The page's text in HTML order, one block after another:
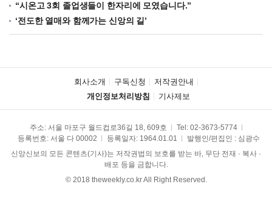
“시온고 3회 졸업생들이 한자리에 모였습니다.”
‘전도한 열매와 함께가는 신앙의 길’
회사소개 구독신청
저작권안내
개인정보처리방침
기사제보
주소: 서울 마포구 월드컵로36길 18, 609호 Tel: 02-3673-5774
등록번호: 서울 다 00002
등록일자: 1964.01.01
발행인/편집인 : 심광수
신앙신보의 모든 콘텐츠(기사)는 저작권법의 보호를 받는 바, 무단 전재 · 복사 ·
배포 등을 금합니다.
© 2018 theweekly.co.kr All Right Reserved.